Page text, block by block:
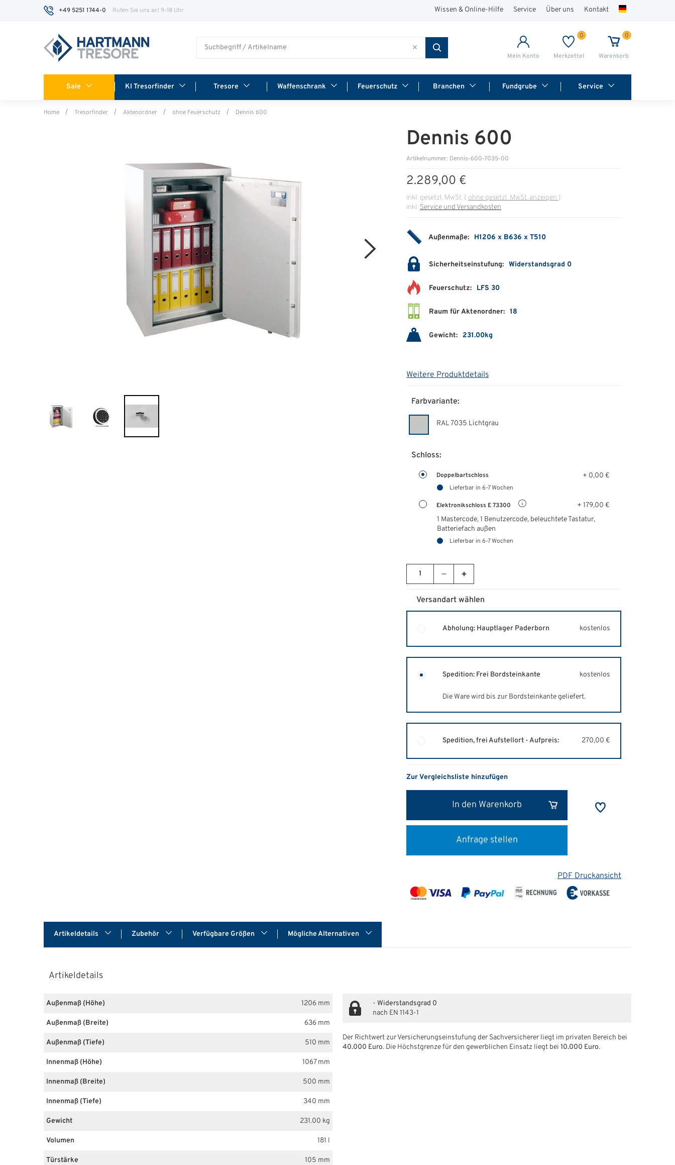
+49 5251 1744-0 Rufen Sie uns an! 9-18 Uhr Wissen & Online-Hilfe Service Über uns Kontakt
Mein Konto
0
Merkzettel
0
Warenkorb
Sale KI Tresorfinder Tresore Waffenschrank Feuerschutz Branchen Fundgrube Service
Home Tresorfinder Aktenordner ohne Feuerschutz Dennis 600
Dennis 600
Artikelnummer: Dennis-600-7035-00
2.289,00 €
inkl. gesetzl. MwSt. ( ohne gesetzl. MwSt. anzeigen )
inkl. Service und Versandkosten
Außenmaße: H1206 x B636 x T510
Sicherheitseinstufung: Widerstandsgrad 0
Feuerschutz: LFS 30
Raum für Aktenordner: 18
Gewicht: 231.00kg
Weitere Produktdetails
Farbvariante:
RAL 7035 Lichtgrau
Schloss:
Doppelbartschloss + 0,00 €
Lieferbar in 6-7 Wochen
Elektronikschloss E 73300
+ 179,00 €
1 Mastercode, 1 Benutzercode, beleuchtete Tastatur,
Batteriefach außen
Lieferbar in 6-7 Wochen
Versandart wählen
Abholung: Hauptlager Paderborn kostenlos
Spedition: Frei Bordsteinkante kostenlos
Die Ware wird bis zur Bordsteinkante geliefert.
Spedition, frei Aufstellort - Aufpreis: 270,00 €
Zur Vergleichsliste hinzufügen
In den Warenkorb
Anfrage stellen
PDF Druckansicht
Artikeldetails Zubehör Verfügbare Größen Mögliche Alternativen
Artikeldetails
Außenmaß (Höhe) 1206 mm
Außenmaß (Breite) 636 mm
Außenmaß (Tiefe) 510 mm
Innenmaß (Höhe) 1067 mm
Innenmaß (Breite) 500 mm
Innenmaß (Tiefe) 340 mm
Gewicht 231.00 kg
Volumen 181 l
Türstärke 105 mm
- Widerstandsgrad 0
nach EN 1143-1
Der Richtwert zur Versicherungseinstufung der Sachversicherer liegt im privaten Bereich bei
40.000 Euro. Die Höchstgrenze für den gewerblichen Einsatz liegt bei 10.000 Euro.